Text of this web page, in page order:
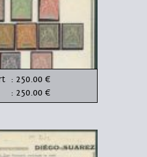
: 250.00 €
: 250.00 €